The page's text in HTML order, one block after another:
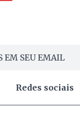
EM SEU EMAIL
Redes sociais